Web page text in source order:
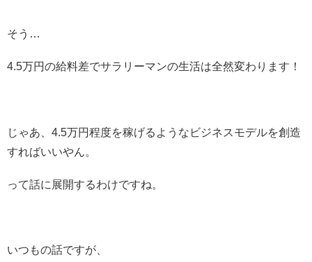
そう…
4.5万円の給料差でサラリーマンの生活は全然変わります！
じゃあ、4.5万円程度を稼げるようなビジネスモデルを創造
すればいいやん。
って話に展開するわけですね。
いつもの話ですが、